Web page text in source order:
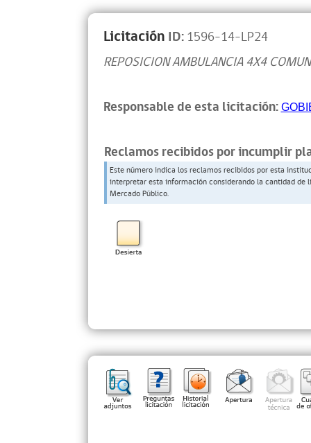
Licitación ID:1596-14-LP24
REPOSICION AMBULANCIA 4X4
Responsable de esta licitación:
Reclamos recibidos por incumplir
Este número indica los reclamos recibidos por esta
interpretar esta información considerando la cantidad
Mercado Público.